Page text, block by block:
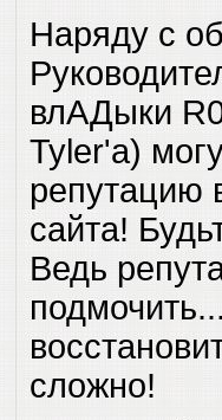
Наряду с
влАДыки
Tyler'а)
репутацию
сайта!
Ведь
сложно!